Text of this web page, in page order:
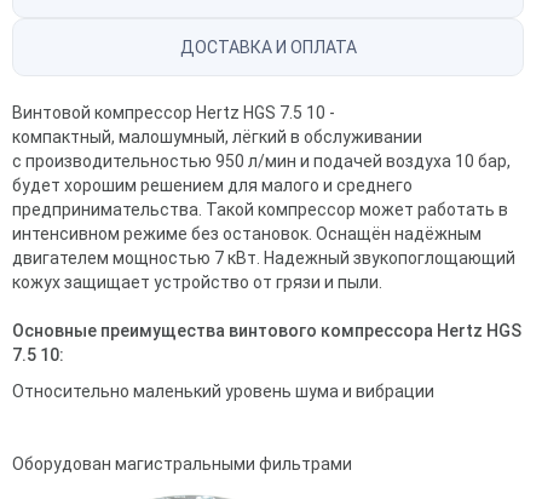
ДОСТАВКА И ОПЛАТА
Винтовой компрессор Hertz HGS 7.5 10 -
компактный, малошумный, лёгкий в обслуживании
с производительностью 950 л/мин и подачей воздуха 10 бар,
будет хорошим решением для малого и среднего
предпринимательства. Такой компрессор может работать в
интенсивном режиме без остановок. Оснащён надёжным
двигателем мощностью 7 кВт. Надежный звукопоглощающий
кожух защищает устройство от грязи и пыли.
Основные преимущества винтового компрессора Hertz HGS
7.5 10:
Относительно маленький уровень шума и вибрации
Оборудован магистральными фильтрами